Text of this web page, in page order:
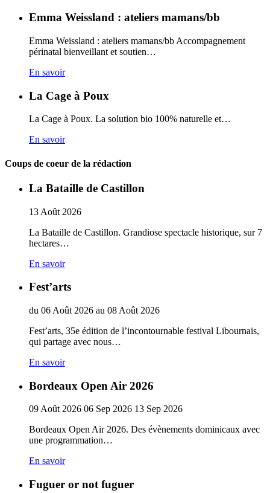
Emma Weissland : ateliers mamans/bb
Emma Weissland : ateliers mamans/bb Accompagnement
périnatal bienveillant et soutien…
En savoir
La Cage à Poux
La Cage à Poux. La solution bio 100% naturelle et…
En savoir
Coups de coeur de la rédaction
La Bataille de Castillon
13 Août 2026
La Bataille de Castillon. Grandiose spectacle historique, sur 7
hectares…
En savoir
Fest’arts
du 06 Août 2026 au 08 Août 2026
Fest’arts, 35e édition de l’incontournable festival Libournais,
qui partage avec nous…
En savoir
Bordeaux Open Air 2026
09 Août 2026 06 Sep 2026 13 Sep 2026
Bordeaux Open Air 2026. Des évènements dominicaux avec
une programmation…
En savoir
Fuguer or not fuguer